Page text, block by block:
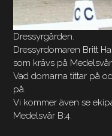
Dressyrgården.
Dressyrdomaren Britt
som krävs på Medelsvår
Vad domarna tittar på
på.
Vi kommer även se
Medelsvår B:4.